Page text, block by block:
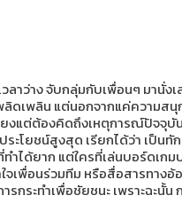
าง จับกลุ่มกับเพื่อนๆ มานั่งเ
ดเพลิน แต่นอกจากแค่ความส
ยงแต่ต้องคิดถึงเหตุการณ์ปัจจุ
โยชน์สูงสุด เรียกได้ว่า เป็น
ำได้ยาก แต่ใครที่เล่นบอร์ดเ
พื่อนร่วมทีม หรือสื่อสารทาง
กระทำเพื่อชัยชนะ เพราะฉะ